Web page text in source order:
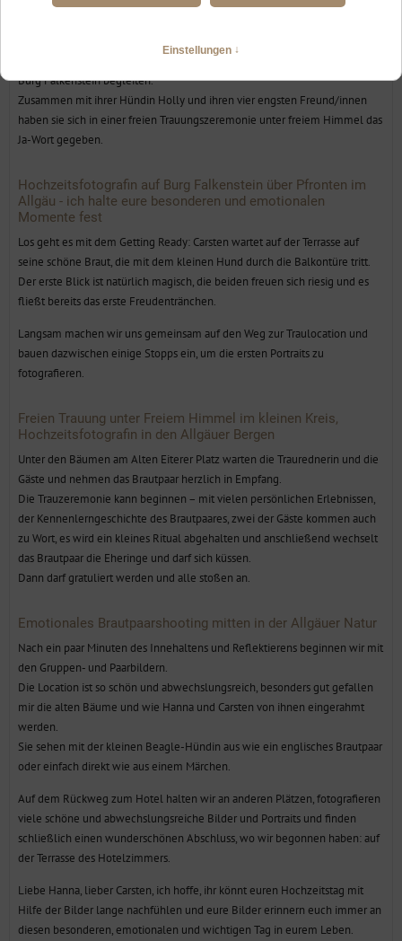
Hanna und Carsten durfte ich an einem wunderschönen Sommertag auf
Burg Falkenstein begleiten.
Zusammen mit ihrer Hündin Holly und ihren vier engsten Freund/innen
haben sie sich in einer freien Trauungszeremonie unter freiem Himmel das
Ja-Wort gegeben.
Hochzeitsfotografin auf Burg Falkenstein über Pfronten im
Allgäu - ich halte eure besonderen und emotionalen
Momente fest
Los geht es mit dem Getting Ready: Carsten wartet auf der Terrasse auf
seine schöne Braut, die mit dem kleinen Hund durch die Balkontüre tritt.
Der erste Blick ist natürlich magisch, die beiden freuen sich riesig und es
fließt bereits das erste Freudentränchen.
Langsam machen wir uns gemeinsam auf den Weg zur Traulocation und
bauen dazwischen einige Stopps ein, um die ersten Portraits zu
fotografieren.
Freien Trauung unter Freiem Himmel im kleinen Kreis,
Hochzeitsfotografin in den Allgäuer Bergen
Unter den Bäumen am Alten Eiterer Platz warten die Traurednerin und die
Gäste und nehmen das Brautpaar herzlich in Empfang.
Die Trauzeremonie kann beginnen – mit vielen persönlichen Erlebnissen,
der Kennenlerngeschichte des Brautpaares, zwei der Gäste kommen auch
zu Wort, es wird ein kleines Ritual abgehalten und anschließend wechselt
das Brautpaar die Eheringe und darf sich küssen.
Dann darf gratuliert werden und alle stoßen an.
Emotionales Brautpaarshooting mitten in der Allgäuer Natur
Nach ein paar Minuten des Innehaltens und Reflektierens beginnen wir mit
den Gruppen- und Paarbildern.
Die Location ist so schön und abwechslungsreich, besonders gut gefallen
mir die alten Bäume und wie Hanna und Carsten von ihnen eingerahmt
werden.
Sie sehen mit der kleinen Beagle-Hündin aus wie ein englisches Brautpaar
oder einfach direkt wie aus einem Märchen.
Auf dem Rückweg zum Hotel halten wir an anderen Plätzen, fotografieren
viele schöne und abwechslungsreiche Bilder und Portraits und finden
schließlich einen wunderschönen Abschluss, wo wir begonnen haben: auf
der Terrasse des Hotelzimmers.
Liebe Hanna, lieber Carsten, ich hoffe, ihr könnt euren Hochzeitstag mit
Hilfe der Bilder lange nachfühlen und eure Bilder erinnern euch immer an
diesen besonderen, emotionalen und wichtigen Tag in eurem Leben.